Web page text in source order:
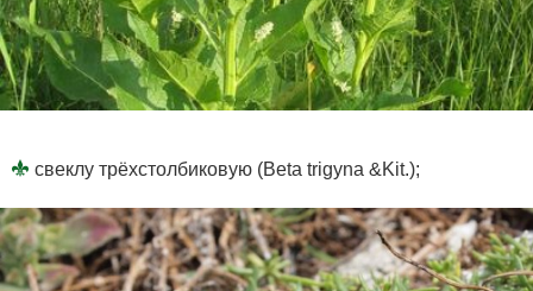
свеклу трёхстолбиковую (Beta trigyna &Kit.);